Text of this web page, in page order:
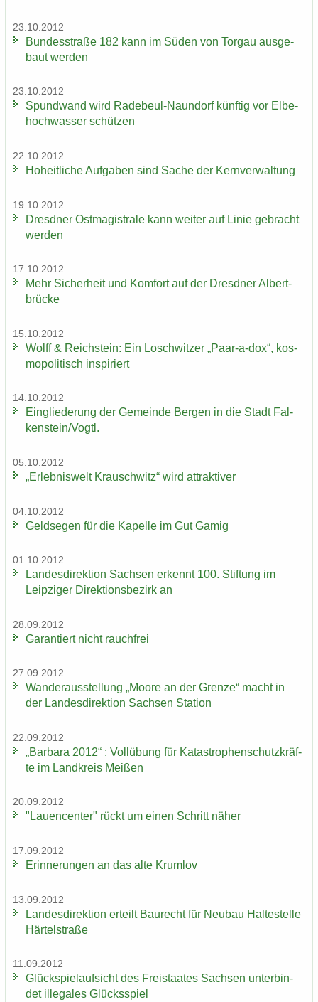
23.10.2012
Bun­des­stra­ße 182 kann im Süden von Tor­gau aus­ge­
baut wer­den
23.10.2012
Spund­wand wird Radebeul-​Naundorf künf­tig vor El­be­
hoch­was­ser schüt­zen
22.10.2012
Ho­heit­li­che Auf­ga­ben sind Sache der Kern­ver­wal­tung
19.10.2012
Dresd­ner Ost­ma­gis­tra­le kann wei­ter auf Linie ge­bracht
wer­den
17.10.2012
Mehr Si­cher­heit und Kom­fort auf der Dresd­ner Al­bert­
brü­cke
15.10.2012
Wolff & Reichs­tein: Ein Losch­wit­zer „Paar-​a-dox“, kos­
mo­po­li­tisch in­spi­riert
14.10.2012
Ein­glie­de­rung der Ge­mein­de Ber­gen in die Stadt Fal­
ken­stein/Vogtl.
05.10.2012
„Er­leb­nis­welt Krausch­witz“ wird at­trak­ti­ver
04.10.2012
Geld­se­gen für die Ka­pel­le im Gut Gamig
01.10.2012
Lan­des­di­rek­ti­on Sach­sen er­kennt 100. Stif­tung im
Leip­zi­ger Di­rek­ti­ons­be­zirk an
28.09.2012
Ga­ran­tiert nicht rauch­frei
27.09.2012
Wan­der­aus­stel­lung „Moore an der Gren­ze“ macht in
der Lan­des­di­rek­ti­on Sach­sen Sta­ti­on
22.09.2012
„Bar­ba­ra 2012“ : Voll­übung für Ka­ta­stro­phen­schutz­kräf­
te im Land­kreis Mei­ßen
20.09.2012
"Lau­en­cen­ter" rückt um einen Schritt näher
17.09.2012
Er­in­ne­run­gen an das alte Krum­lov
13.09.2012
Lan­des­di­rek­ti­on er­teilt Bau­recht für Neu­bau Hal­te­stel­le
Här­tel­stra­ße
11.09.2012
Glück­spiel­auf­sicht des Frei­staa­tes Sach­sen un­ter­bin­
det il­le­ga­les Glücks­spiel